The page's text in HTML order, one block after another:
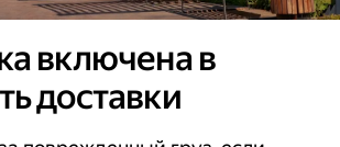
включена в
доставки